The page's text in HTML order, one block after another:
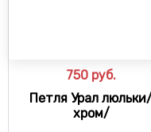
750 руб.
Петля Урал
хром/